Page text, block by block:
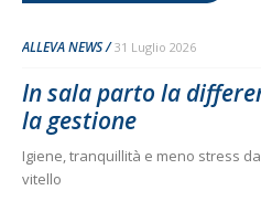
ALLEVA NEWS 31 Luglio 2026
In sala parto la
la gestione
Igiene, tranquillità e meno stress
vitello